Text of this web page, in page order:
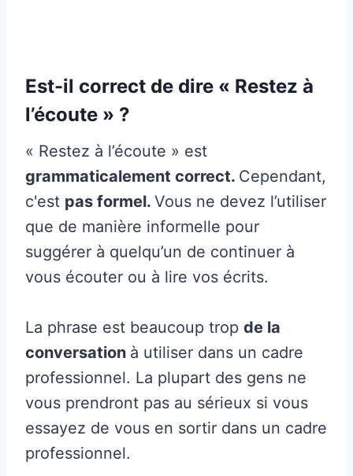
Est-il correct de dire « Restez à
l’écoute » ?
« Restez à l’écoute » est
grammaticalement correct. Cependant,
c'est pas formel. Vous ne devez l’utiliser
que de manière informelle pour
suggérer à quelqu’un de continuer à
vous écouter ou à lire vos écrits.
La phrase est beaucoup trop de la
conversation à utiliser dans un cadre
professionnel. La plupart des gens ne
vous prendront pas au sérieux si vous
essayez de vous en sortir dans un cadre
professionnel.